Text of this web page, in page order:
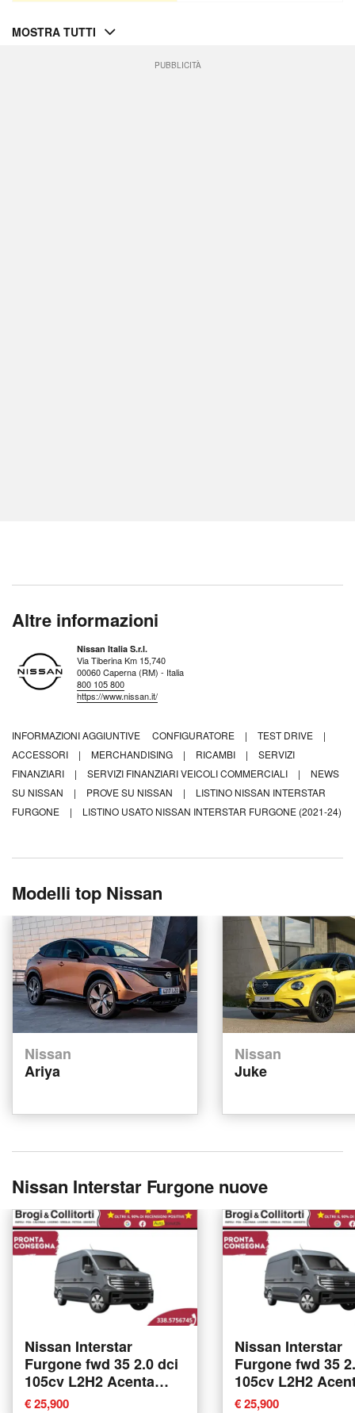
MOSTRA TUTTI
PUBBLICITÀ
Altre informazioni
Nissan Italia S.r.l.
Via Tiberina Km 15,740
00060 Caperna (RM) - Italia
800 105 800
https://www.nissan.it/
INFORMAZIONI AGGIUNTIVE CONFIGURATORE | TEST DRIVE
|
ACCESSORI
| MERCHANDISING | RICAMBI |
SERVIZI
FINANZIARI
| SERVIZI FINANZIARI VEICOLI COMMERCIALI |
NEWS
SU NISSAN
| PROVE SU NISSAN |
LISTINO NISSAN INTERSTAR
FURGONE
| LISTINO USATO NISSAN INTERSTAR FURGONE (2021-24)
Modelli top Nissan
Nissan
Ariya
Nissan
Juke
Nissan Interstar Furgone nuove
Nissan Interstar
Furgone fwd 35 2.0 dci
105cv L2H2 Acenta
nuova a Empoli
€ 25,900
Nissan Interstar
Furgone fwd 35
105cv L2H2
nuova a Empoli
€ 25,900